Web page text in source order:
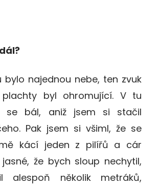
bylo najednou nebe, ten zvuk
byl ohromující. V tu
se bál, aniž jsem si stačil
Pak jsem si všiml, že se
kácí jeden z pilířů a cár
že bych sloup nechytil,
alespoň několik metráků,